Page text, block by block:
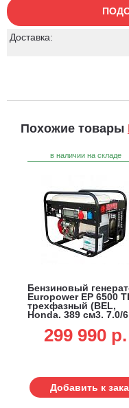
Доставка:
Похожие товары
в наличии на складе
Бензиновый
Europower EP 6500
трехфазный (BEL,
Honda, 389 см3, 7.0/
л, 94 кг)
299 990 p.
Добавить к